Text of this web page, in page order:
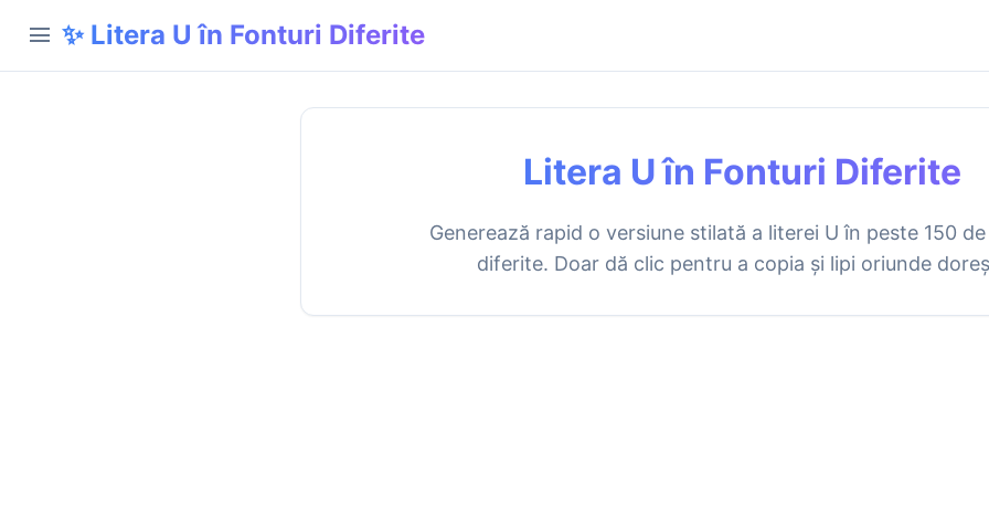
menu ✨ Litera U în Fonturi Diferite
Litera U în Fonturi Diferite
Generează rapid o versiune stilată a literei U în peste 150
diferite. Doar dă clic pentru a copia și lipi oriunde